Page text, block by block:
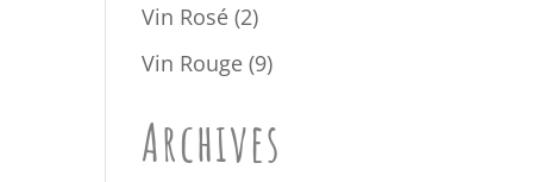
Vin Rosé 22
produits
Vin Rouge 99
Archives